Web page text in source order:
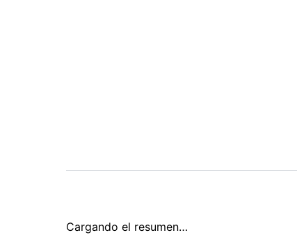
Cargando el resumen…